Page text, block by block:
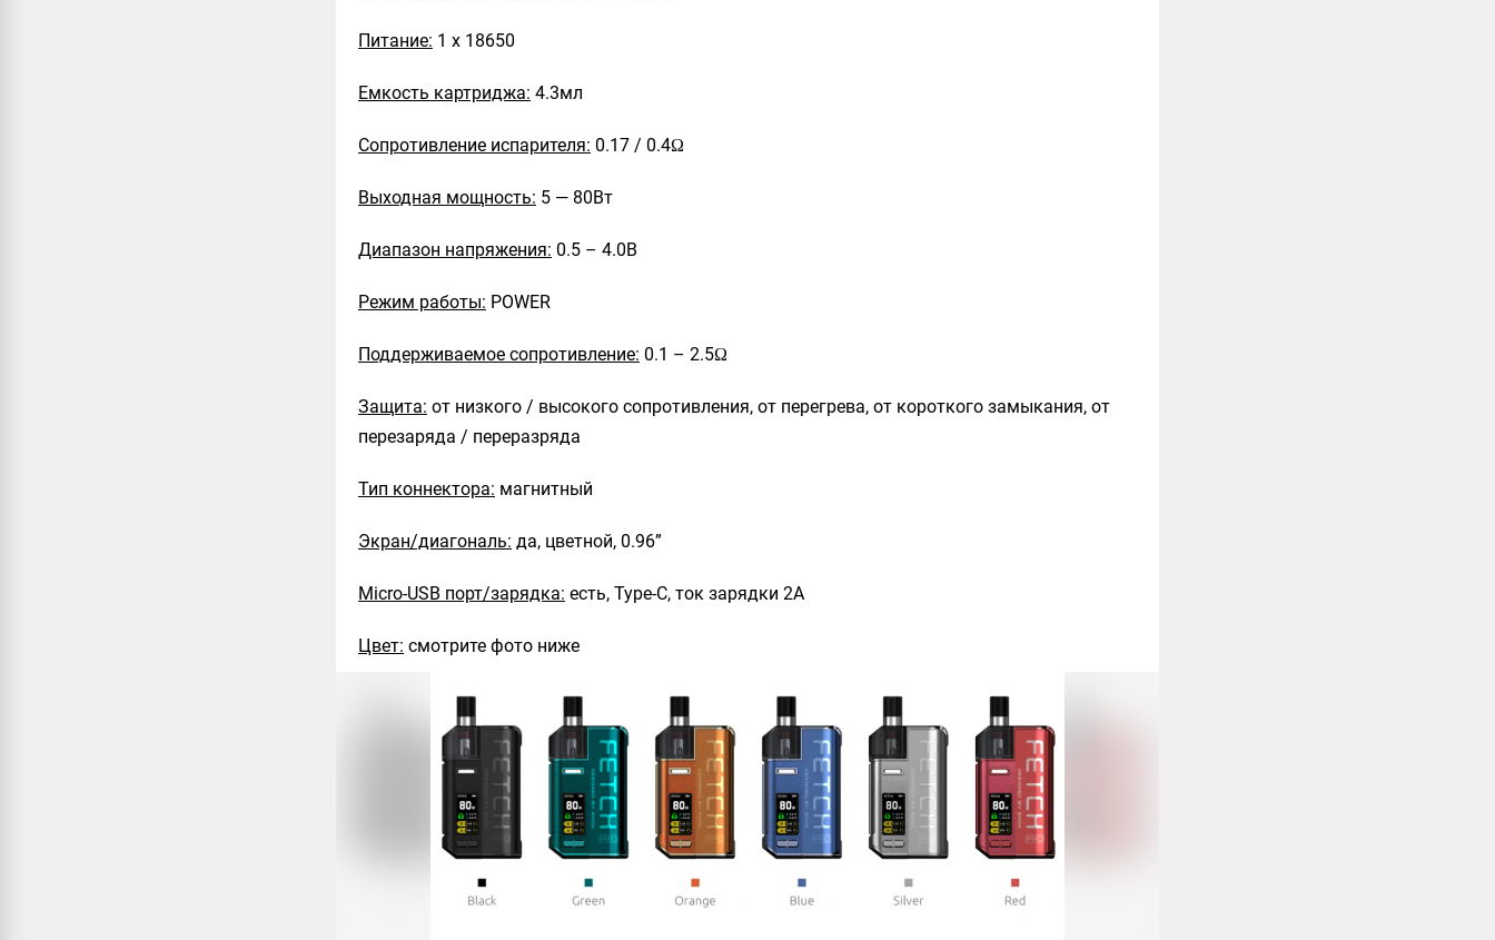
Питание: 1 х 18650
Емкость картриджа: 4.3мл
Сопротивление испарителя: 0.17 / 0.4Ω
Выходная мощность: 5 — 80Вт
Диапазон напряжения: 0.5 – 4.0В
Режим работы: POWER
Поддерживаемое сопротивление: 0.1 – 2.5Ω
Защита: от низкого / высокого сопротивления, от перегрева, от короткого замыкания, от
перезаряда / переразряда
Тип коннектора: магнитный
Экран/диагональ: да, цветной, 0.96”
Micro-USB порт/зарядка: есть, Type-C, ток зарядки 2А
Цвет: смотрите фото ниже